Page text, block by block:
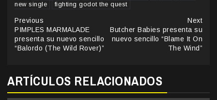
new single
fighting godot the quest
Continue
Reading
Previous
PIMPLES MARMALADE
presenta su nuevo sencillo
“Balordo (The Wild Rover)”
Next
Butcher Babies presenta su
nuevo sencillo “Blame It On
The Wind”
ARTÍCULOS RELACIONADOS